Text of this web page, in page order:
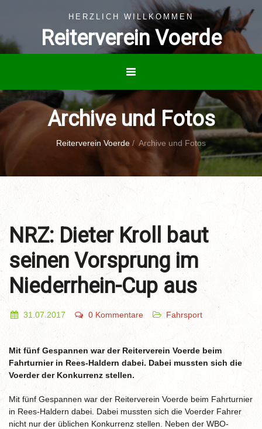
HERZLICH WILLKOMMEN
Reiterverein Voerde
Archive und Fotos
Reiterverein Voerde / Archive und Fotos
NRZ: Dieter Kroll baut
seinen Vorsprung im
Niederrhein-Cup aus
31.07.2017 0 Kommentare Fahrsport
Mit fünf Gespannen war der Reiterverein Voerde beim
Fahrturnier in Rees-Haldern dabei. Dabei mussten sich die
Voerder der Konkurrenz stellen.
Mit fünf Gespannen war der Reiterverein Voerde beim Fahrturnier
in Rees-Haldern dabei. Dabei mussten sich die Voerder Fahrer
nicht nur der üblichen Konkurrenz stellen. Neben der WBO-